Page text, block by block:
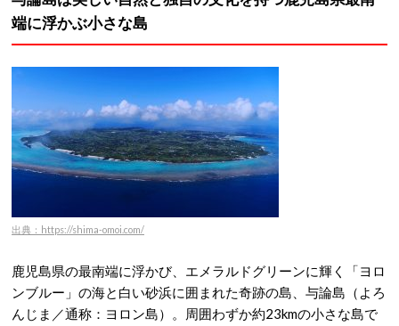
端に浮かぶ小さな島
出典：https://shima-omoi.com/
鹿児島県の最南端に浮かび、エメラルドグリーンに輝く「ヨロ
ンブルー」の海と白い砂浜に囲まれた奇跡の島、与論島（よろ
んじま／通称：ヨロン島）。周囲わずか約23kmの小さな島で